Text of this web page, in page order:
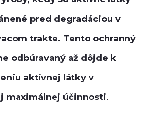
pred degradáciou v
trakte. Tento ochranný
odbúravaný až dôjde k
aktívnej látky v
maximálnej účinnosti.